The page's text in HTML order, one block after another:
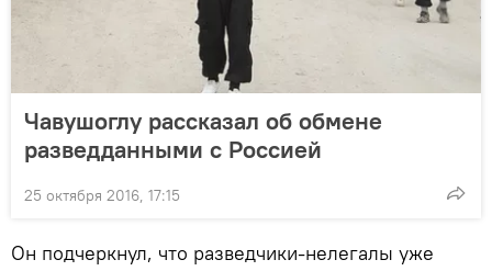
Чавушоглу рассказал об обмене
разведданными с Россией
25 октября 2016, 17:15
Он подчеркнул, что разведчики-нелегалы уже